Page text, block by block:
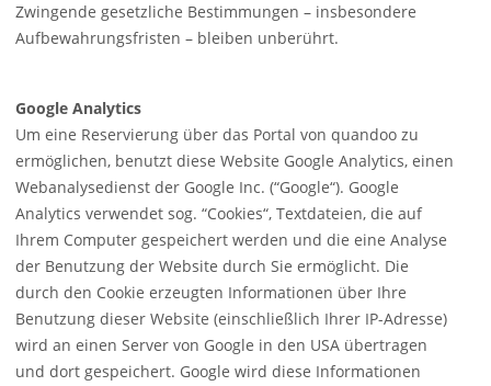
Zwingende gesetzliche Bestimmungen – insbesondere
Aufbewahrungsfristen – bleiben unberührt.
Google Analytics
Um eine Reservierung über das Portal von quandoo zu
ermöglichen, benutzt diese Website Google Analytics, einen
Webanalysedienst der Google Inc. (“Google“). Google
Analytics verwendet sog. “Cookies“, Textdateien, die auf
Ihrem Computer gespeichert werden und die eine Analyse
der Benutzung der Website durch Sie ermöglicht. Die
durch den Cookie erzeugten Informationen über Ihre
Benutzung dieser Website (einschließlich Ihrer IP-Adresse)
wird an einen Server von Google in den USA übertragen
und dort gespeichert. Google wird diese Informationen